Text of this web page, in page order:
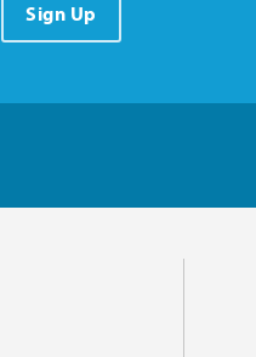
Sign Up